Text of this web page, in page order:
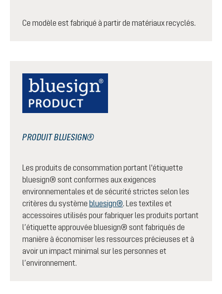
Ce modèle est fabriqué à partir de matériaux recyclés.
PRODUIT BLUESIGN®
Les produits de consommation portant l'étiquette
bluesign® sont conformes aux exigences
environnementales et de sécurité strictes selon les
critères du système bluesign®. Les textiles et
accessoires utilisés pour fabriquer les produits portant
l’étiquette approuvée bluesign® sont fabriqués de
manière à économiser les ressources précieuses et à
avoir un impact minimal sur les personnes et
l’environnement.